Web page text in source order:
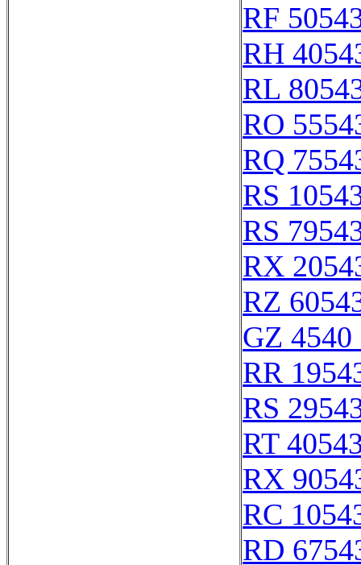
RF
RH
RL
RO
RQ
RS
RS
RX
RZ
GZ
RR
RS
RT
RX
RC
RD